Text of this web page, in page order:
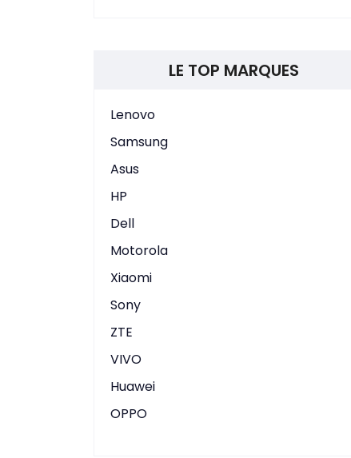
LE TOP MARQUES
Lenovo
Samsung
Asus
HP
Dell
Motorola
Xiaomi
Sony
ZTE
VIVO
Huawei
OPPO